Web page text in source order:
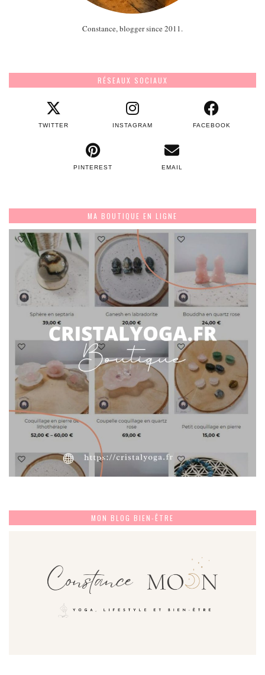
Constance, blogger since 2011.
RÉSEAUX SOCIAUX
TWITTER INSTAGRAM FACEBOOK
PINTEREST EMAIL
MA BOUTIQUE EN LIGNE
MON BLOG BIEN-ÊTRE